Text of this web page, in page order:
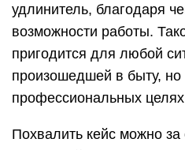
молоток;
разводной ключ;
пассатижи;
шестигранные ключи;
свёрла (32 шт.),
(40 шт.);
уровень и рулетку.
Таким образом, набор